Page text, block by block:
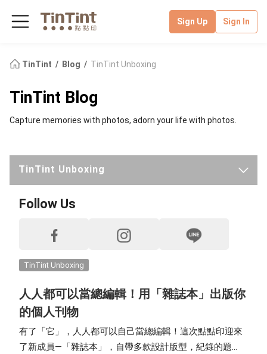
Sign Up Sign In
TinTint Blog TinTint Unboxing
TinTint Blog
Capture memories with photos, adorn your life with photos.
TinTint Unboxing
Latest
TinTint News
Handmade Classroom
Recommended Projects
Life Inspirations
How to Take Photos
Follow Us
TinTint Unboxing
人人都可以當總編輯！用「雜誌本」出版你
的個人刊物
有了「它」，人人都可以自己當總編輯！這次點點印迎來
了新成員—「雜誌本」，自帶多款設計版型，紀錄的題